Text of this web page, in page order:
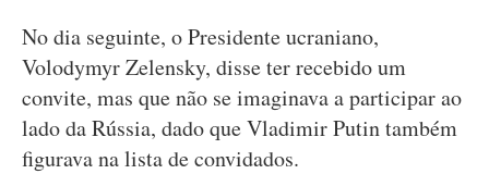
No dia seguinte, o Presidente ucraniano,
Volodymyr Zelensky, disse ter recebido um
convite, mas que não se imaginava a participar ao
lado da Rússia, dado que Vladimir Putin também
figurava na lista de convidados.